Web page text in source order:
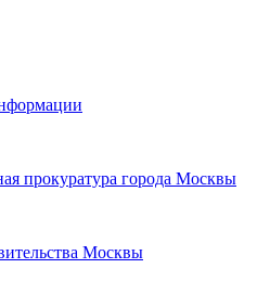
прокуратура города Москвы
Москвы